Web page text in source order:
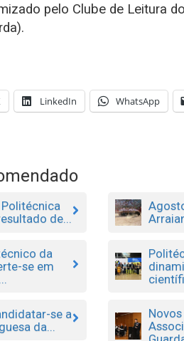
pelo Clube de Leitura
LinkedIn WhatsApp
de...
da
se em
se a
da...